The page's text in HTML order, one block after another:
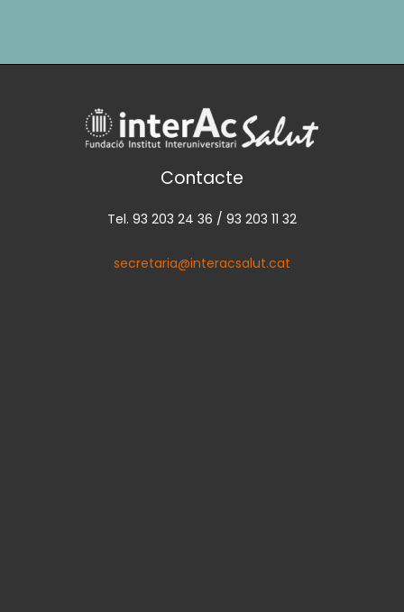
Contacte
Tel. 93 203 24 36 / 93 203 11 32
secretaria@interacsalut.cat